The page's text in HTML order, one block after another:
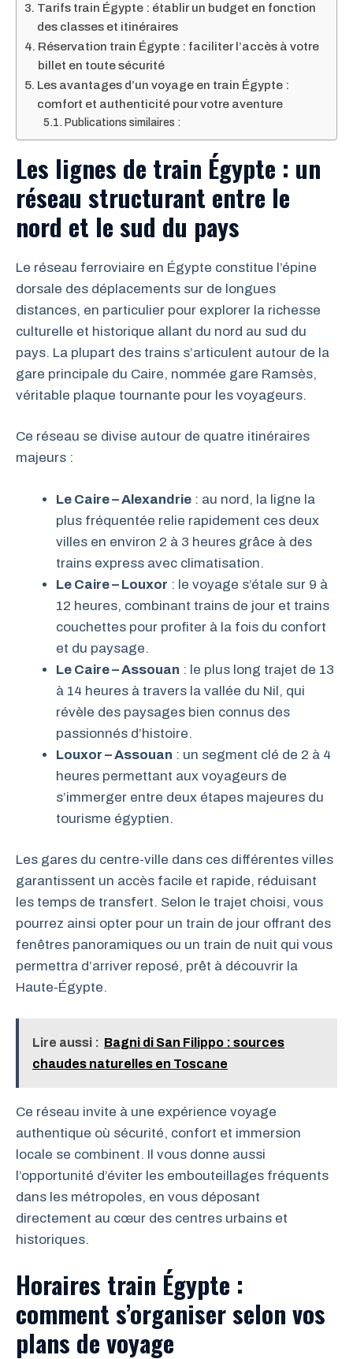
Tarifs train Égypte : établir un budget en fonction
des classes et itinéraires
Réservation train Égypte : faciliter l’accès à votre
billet en toute sécurité
Les avantages d’un voyage en train Égypte :
comfort et authenticité pour votre aventure
Publications similaires :
Les lignes de train Égypte : un
réseau structurant entre le
nord et le sud du pays
Le réseau ferroviaire en Égypte constitue l’épine
dorsale des déplacements sur de longues
distances, en particulier pour explorer la richesse
culturelle et historique allant du nord au sud du
pays. La plupart des trains s’articulent autour de la
gare principale du Caire, nommée gare Ramsès,
véritable plaque tournante pour les voyageurs.
Ce réseau se divise autour de quatre itinéraires
majeurs :
Le Caire – Alexandrie : au nord, la ligne la
plus fréquentée relie rapidement ces deux
villes en environ 2 à 3 heures grâce à des
trains express avec climatisation.
Le Caire – Louxor : le voyage s’étale sur 9 à
12 heures, combinant trains de jour et trains
couchettes pour profiter à la fois du confort
et du paysage.
Le Caire – Assouan : le plus long trajet de 13
à 14 heures à travers la vallée du Nil, qui
révèle des paysages bien connus des
passionnés d’histoire.
Louxor – Assouan : un segment clé de 2 à 4
heures permettant aux voyageurs de
s’immerger entre deux étapes majeures du
tourisme égyptien.
Les gares du centre-ville dans ces différentes villes
garantissent un accès facile et rapide, réduisant
les temps de transfert. Selon le trajet choisi, vous
pourrez ainsi opter pour un train de jour offrant des
fenêtres panoramiques ou un train de nuit qui vous
permettra d’arriver reposé, prêt à découvrir la
Haute-Égypte.
Lire aussi : Bagni di San Filippo : sources
chaudes naturelles en Toscane
Ce réseau invite à une expérience voyage
authentique où sécurité, confort et immersion
locale se combinent. Il vous donne aussi
l’opportunité d’éviter les embouteillages fréquents
dans les métropoles, en vous déposant
directement au cœur des centres urbains et
historiques.
Horaires train Égypte :
comment s’organiser selon vos
plans de voyage